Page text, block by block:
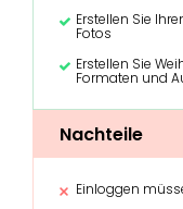
Erstellen Sie
Fotos
Erstellen Sie
Formaten und
Nachteile
Einloggen